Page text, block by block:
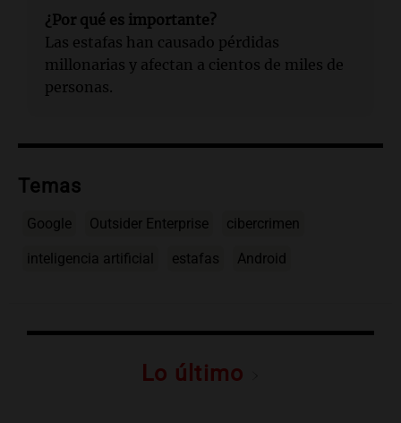
¿Por qué es importante?
Las estafas han causado pérdidas
millonarias y afectan a cientos de miles de
personas.
Temas
Google Outsider Enterprise cibercrimen
inteligencia artificial estafas Android
Lo último